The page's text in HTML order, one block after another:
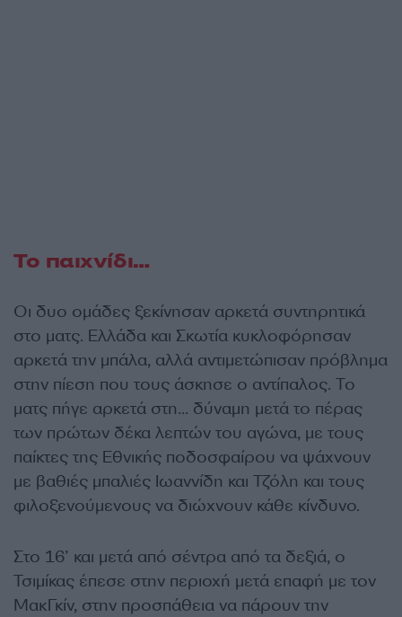
Το παιχνίδι…
Οι δυο ομάδες ξεκίνησαν αρκετά συντηρητικά
στο ματς. Ελλάδα και Σκωτία κυκλοφόρησαν
αρκετά την μπάλα, αλλά αντιμετώπισαν πρόβλημα
στην πίεση που τους άσκησε ο αντίπαλος. Το
ματς πήγε αρκετά στη… δύναμη μετά το πέρας
των πρώτων δέκα λεπτών του αγώνα, με τους
παίκτες της Εθνικής ποδοσφαίρου να ψάχνουν
με βαθιές μπαλιές Ιωαννίδη και Τζόλη και τους
φιλοξενούμενους να διώχνουν κάθε κίνδυνο.
Στο 16’ και μετά από σέντρα από τα δεξιά, ο
Τσιμίκας έπεσε στην περιοχή μετά επαφή με τον
ΜακΓκίν, στην προσπάθεια να πάρουν την